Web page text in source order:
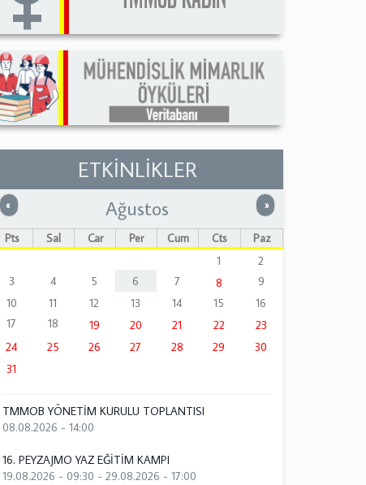
ETKİNLİKLER
« Önceki »Sonraki
Ağustos
Pts Sal Çar Per Cum Cts
Paz
1
2
3
4 5 6 7 8
9
10
11 12 13 14 15
16
17
18 19 20 21 22
23
24
25 26 27 28 29
30
31
TMMOB YÖNETİM KURULU TOPLANTISI
08.08.2026 - 14:00
16. PEYZAJMO YAZ EĞİTİM KAMPI
19.08.2026 - 09:30 -29.08.2026 - 17:00